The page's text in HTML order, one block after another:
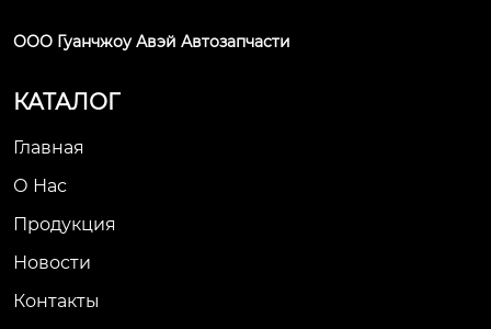
ООО Гуанчжоу Авэй Автозапчасти
КАТАЛОГ
Главная
О Нас
Продукция
Новости
Контакты